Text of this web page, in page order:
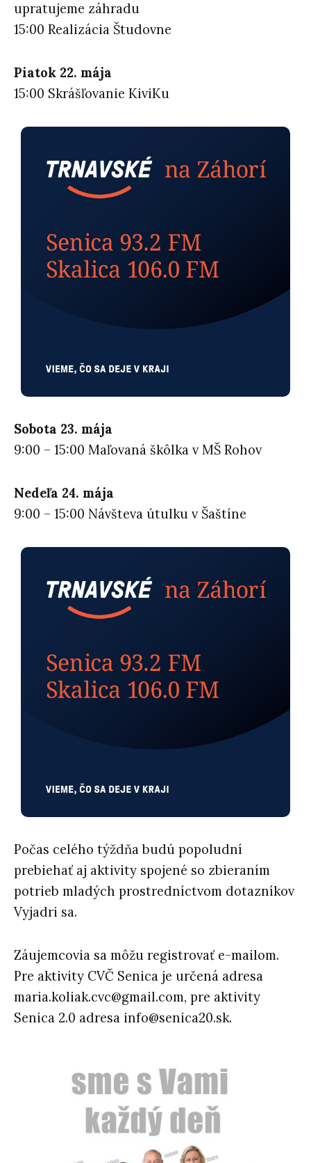
upratujeme záhradu
15:00 Realizácia Študovne
Piatok 22. mája
15:00 Skrášľovanie KiviKu
Sobota 23. mája
9:00 – 15:00 Maľovaná škôlka v MŠ Rohov
Nedeľa 24. mája
9:00 – 15:00 Návšteva útulku v Šaštíne
Počas celého týždňa budú popoludní
prebiehať aj aktivity spojené so zbieraním
potrieb mladých prostredníctvom dotazníkov
Vyjadri sa.
Záujemcovia sa môžu registrovať e-mailom.
Pre aktivity CVČ Senica je určená adresa
maria.koliak.cvc@gmail.com, pre aktivity
Senica 2.0 adresa info@senica20.sk.